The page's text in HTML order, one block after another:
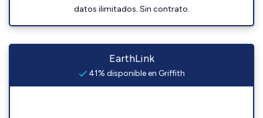
datos ilimitados. Sin contrato.
EarthLink
41% disponible en Griffith